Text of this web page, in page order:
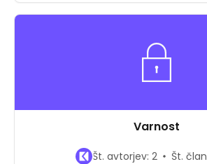
Varnost
Št. avtorjev: 2 Št.